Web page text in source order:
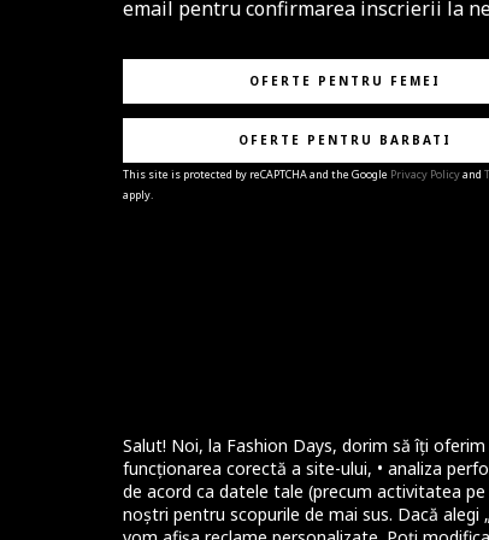
Salut! Noi, la Fashion Days, dorim să îți
funcționarea corectă a site-ului, • analiza
de acord ca datele tale (precum activitatea
noștri pentru scopurile de mai sus. Dacă
email pentru confirmarea inscrierii la
OFERTE PENTRU FEMEI
OFERTE PENTRU BARBATI
This site is protected by reCAPTCHA and the Google Privacy Policyand
apply.